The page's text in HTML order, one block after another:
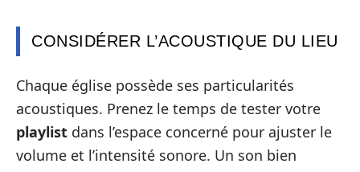
CONSIDÉRER L’ACOUSTIQUE DU LIEU
Chaque église possède ses particularités
acoustiques. Prenez le temps de tester votre
playlist dans l’espace concerné pour ajuster le
volume et l’intensité sonore. Un son bien